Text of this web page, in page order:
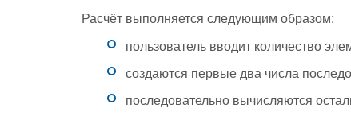
Расчёт выполняется следующим образом:
пользователь вводит количество
создаются первые два числа
последовательно вычисляются